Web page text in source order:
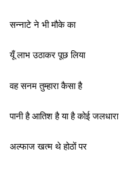
सन्नाटे ने भी मौके का
यूँ लाभ उठाकर पूछ लिया
वह सनम तुम्हारा कैसा है
पानी है आतिश है या है कोई जलधारा
अल्फाज खत्म थे होठों पर